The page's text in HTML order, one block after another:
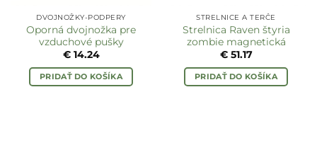
DVOJNOŽKY-PODPERY
Oporná dvojnožka pre
vzduchové pušky
€14.24
PRIDAŤ DO KOŠÍKA
STRELNICE A TERČE
Strelnica Raven štyria
zombie magnetická
€51.17
PRIDAŤ DO KOŠÍKA